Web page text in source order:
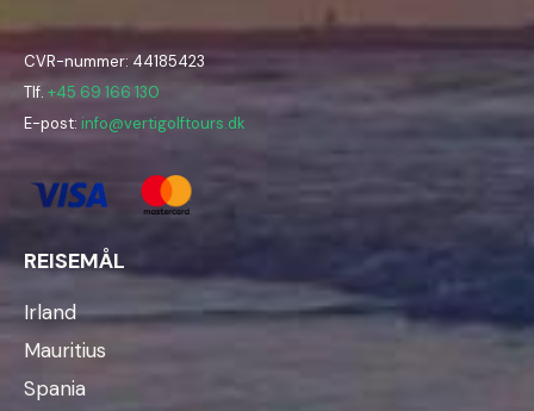
CVR-nummer: 44185423
Tlf. +45 69 166 130
E-post: info@vertigolftours.dk
REISEMÅL
Irland
Mauritius
Spania